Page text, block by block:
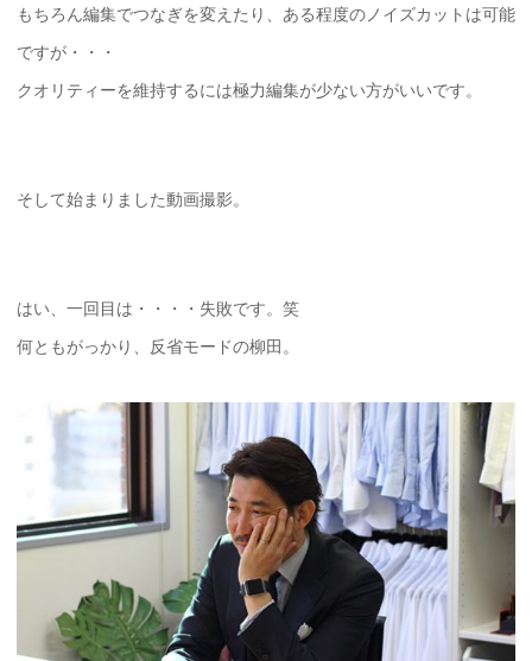
もちろん編集でつなぎを変えたり、ある程度のノイズカットは可能
ですが・・・
クオリティーを維持するには極力編集が少ない方がいいです。
そして始まりました動画撮影。
はい、一回目は・・・・失敗です。笑
何ともがっかり、反省モードの柳田。